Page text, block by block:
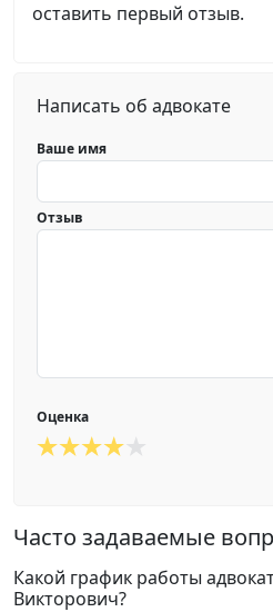
оставить первый отзыв.
Написать об адвокате
Ваше имя
Отзыв
Оценка
Часто задаваемые
Какой график работы
Викторович?